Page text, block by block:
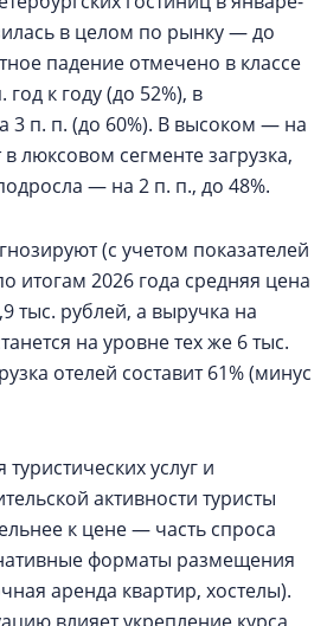
в целом по рынку — до
падение отмечено в классе
к году (до 52%), в
3 п. п. (до 60%). В высоком — на
люксовом сегменте загрузка,
— на 2 п. п., до 48%.
(с учетом показателей
итогам 2026 года средняя цена
тыс. рублей, а выручка на
на уровне тех же 6 тыс.
отелей составит 61% (минус
услуг и
активности туристы
к цене — часть спроса
форматы размещения
аренда квартир, хостелы).
влияет укрепление курса